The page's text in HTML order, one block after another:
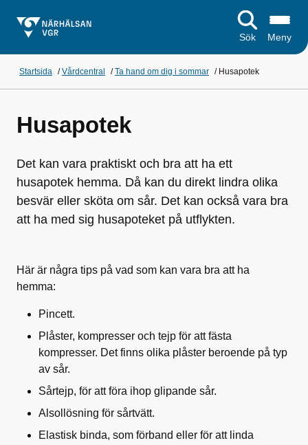
Sök Meny
Startsida /Vårdcentral /Ta hand om dig i sommar / Husapotek
Husapotek
Det kan vara praktiskt och bra att ha ett
husapotek hemma. Då kan du direkt lindra olika
besvär eller sköta om sår. Det kan också vara bra
att ha med sig husapoteket på utflykten.
Här är några tips på vad som kan vara bra att ha
hemma:
Pincett.
Plåster, kompresser och tejp för att fästa
kompresser. Det finns olika plåster beroende på typ
av sår.
Sårtejp, för att föra ihop glipande sår.
Alsollösning för sårtvätt.
Elastisk binda, som förband eller för att linda